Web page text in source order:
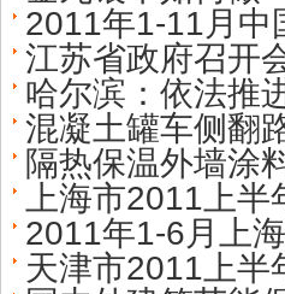
2011年1-11月中
江苏省政府召开
哈尔滨：依法推
混凝土罐车侧翻
隔热保温外墙涂
上海市2011上
2011年1-6月上
天津市2011上半